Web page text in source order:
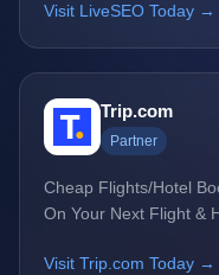
Visit LiveSEO Today →
Trip.com
Partner
Cheap Flights/Hotel
On Your Next Flight &
Visit Trip.com Today →